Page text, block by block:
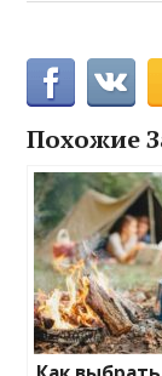
Похожие